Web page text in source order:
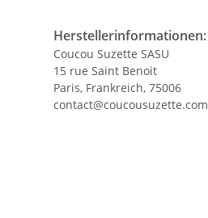
Herstellerinformationen:
Coucou Suzette SASU
15 rue Saint Benoit
Paris, Frankreich, 75006
contact@coucousuzette.com